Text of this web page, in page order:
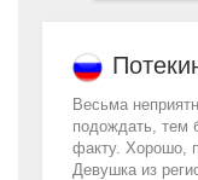
Весьма
подождать, тем
факту. Хорошо,
Девушка из